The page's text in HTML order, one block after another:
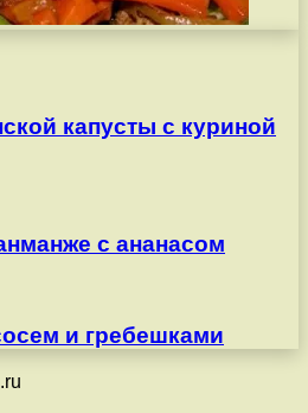
капусты с куриной
с ананасом
и гребешками